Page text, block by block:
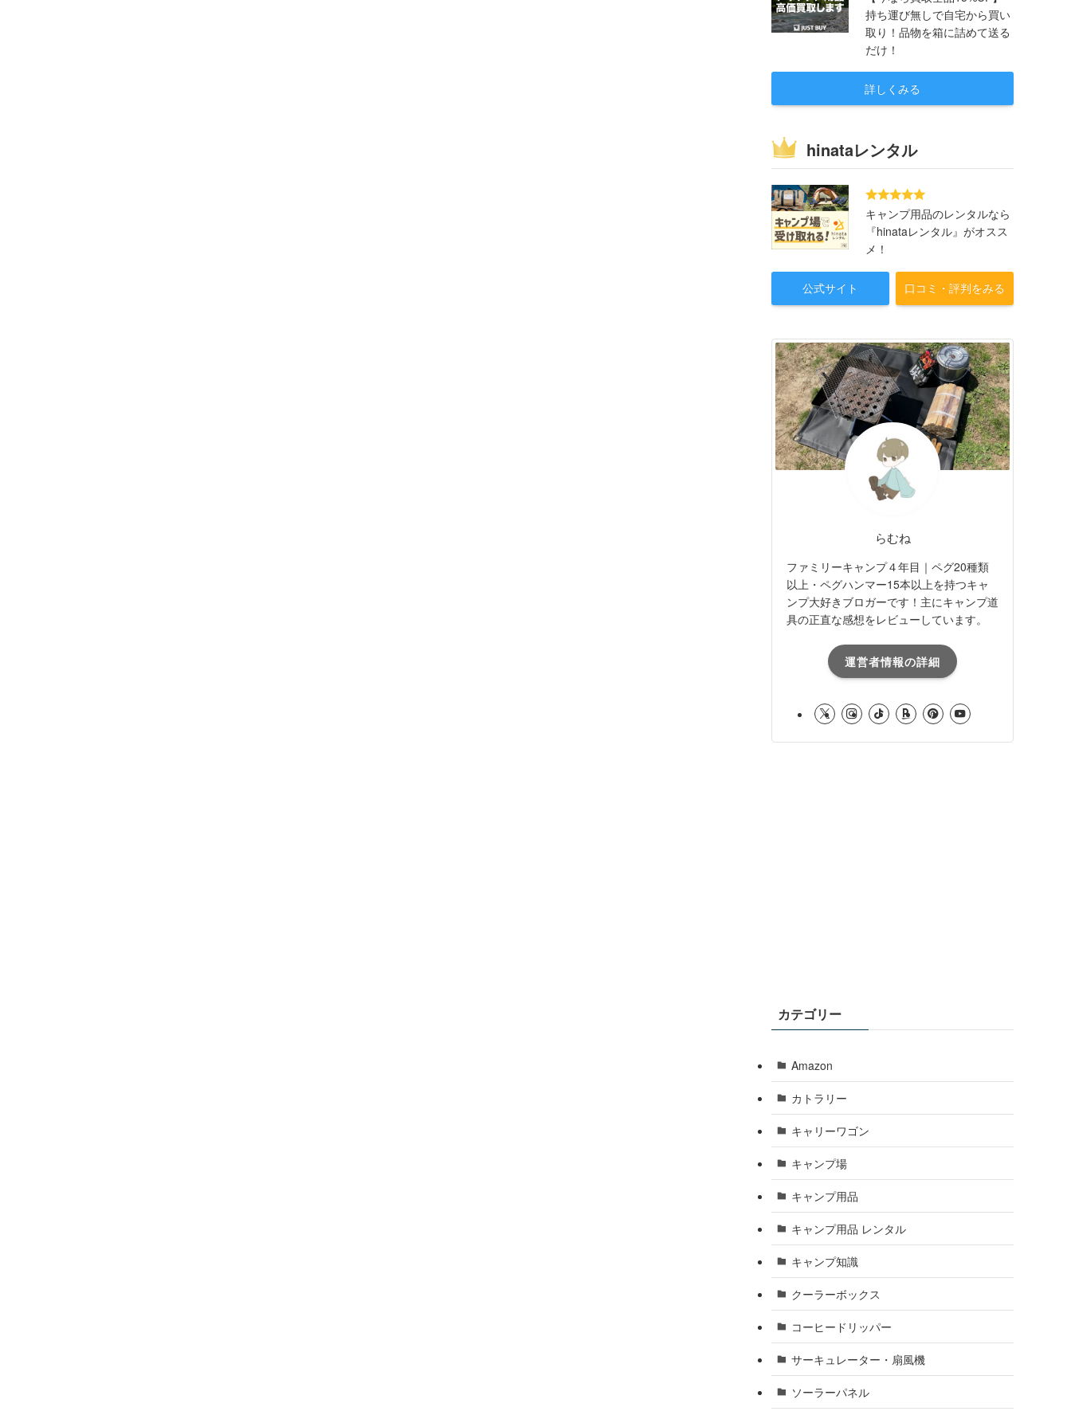
持ち運び無しで自宅から買い
取り！品物を箱に詰めて送る
だけ！
詳しくみる
hinataレンタル
キャンプ用品のレンタルなら
『hinataレンタル』がオスス
メ！
公式サイト 口コミ・評判をみる
らむね
ファミリーキャンプ４年目｜ペグ20種類
以上・ペグハンマー15本以上を持つキャ
ンプ大好きブロガーです！主にキャンプ道
具の正直な感想をレビューしています。
運営者情報の詳細
カテゴリー
Amazon
カトラリー
キャリーワゴン
キャンプ場
キャンプ用品
キャンプ用品 レンタル
キャンプ知識
クーラーボックス
コーヒードリッパー
サーキュレーター・扇風機
ソーラーパネル